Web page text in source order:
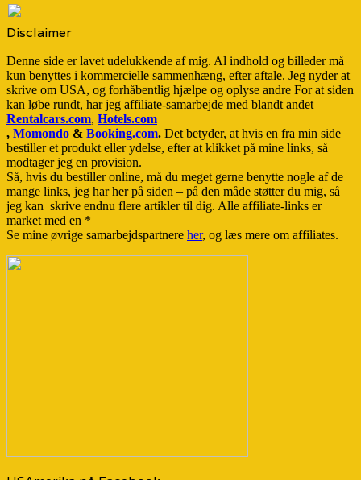
Disclaimer
Denne side er lavet udelukkende af mig. Al indhold og billeder må
kun benyttes i kommercielle sammenhæng, efter aftale. Jeg nyder at
skrive om USA, og forhåbentlig hjælpe og oplyse andre For at siden
kan løbe rundt, har jeg affiliate-samarbejde med blandt andet
Rentalcars.com, Hotels.com
, Momondo & Booking.com. Det betyder, at hvis en fra min side
bestiller et produkt eller ydelse, efter at klikket på mine links, så
modtager jeg en provision.
Så, hvis du bestiller online, må du meget gerne benytte nogle af de
mange links, jeg har her på siden – på den måde støtter du mig, så
jeg kan skrive endnu flere artikler til dig. Alle affiliate-links er
market med en *
Se mine øvrige samarbejdspartnere her, og læs mere om affiliates.